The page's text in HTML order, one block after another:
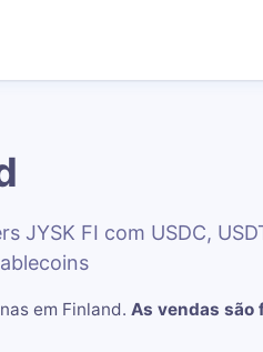
JYSK FI com USDC,
em Finland. As vendas são